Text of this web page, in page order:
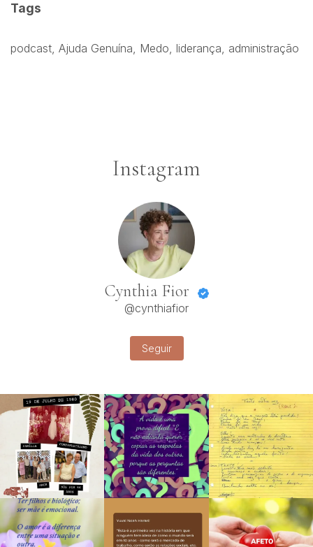
Tags
podcast, Ajuda Genuína, Medo, liderança, administração
Instagram
Cynthia Fior
@cynthiafior
Seguir